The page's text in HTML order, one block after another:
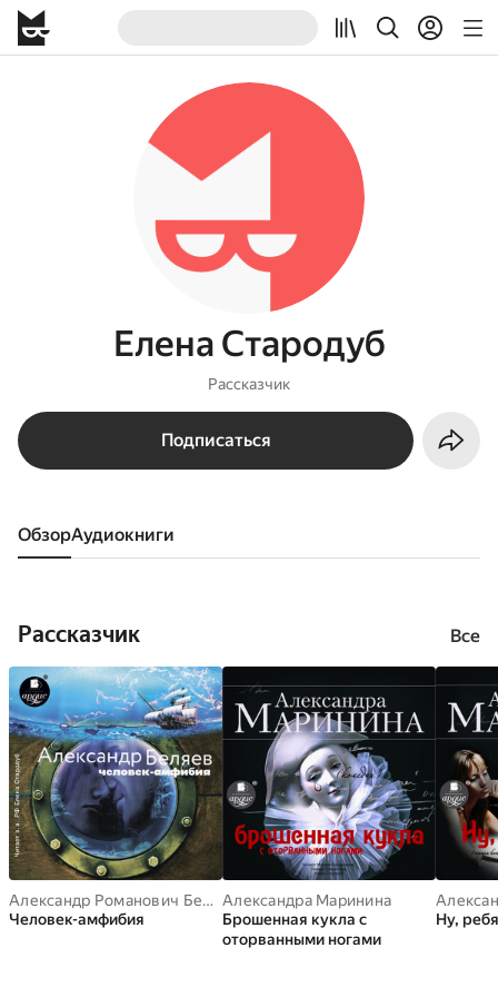
Елена Стародуб
Рассказчик
Подписаться
Обзор аудиокниги
Рассказчик Все
Александр Романович Беляев
Человек-амфибия
Александра Маринина
Брошенная кукла с
оторванными ногами
Ну,